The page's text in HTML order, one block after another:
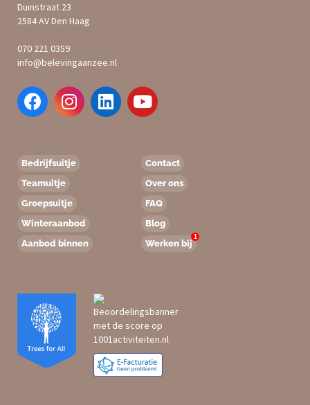
Duinstraat 23
2584 AV Den Haag
070 221 0359
info@belevingaanzee.nl
Bedrijfsuitje
Teamuitje
Groepsuitje
Winteraanbod
Aanbod binnen
Contact
Over ons
FAQ
Blog
Werken bij
1